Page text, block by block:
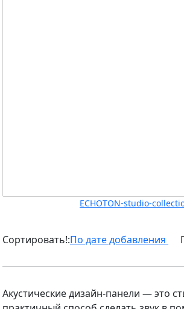
ECHOTON-studio-
Сортировать!:По дате добавления
Акустические дизайн-панели — это